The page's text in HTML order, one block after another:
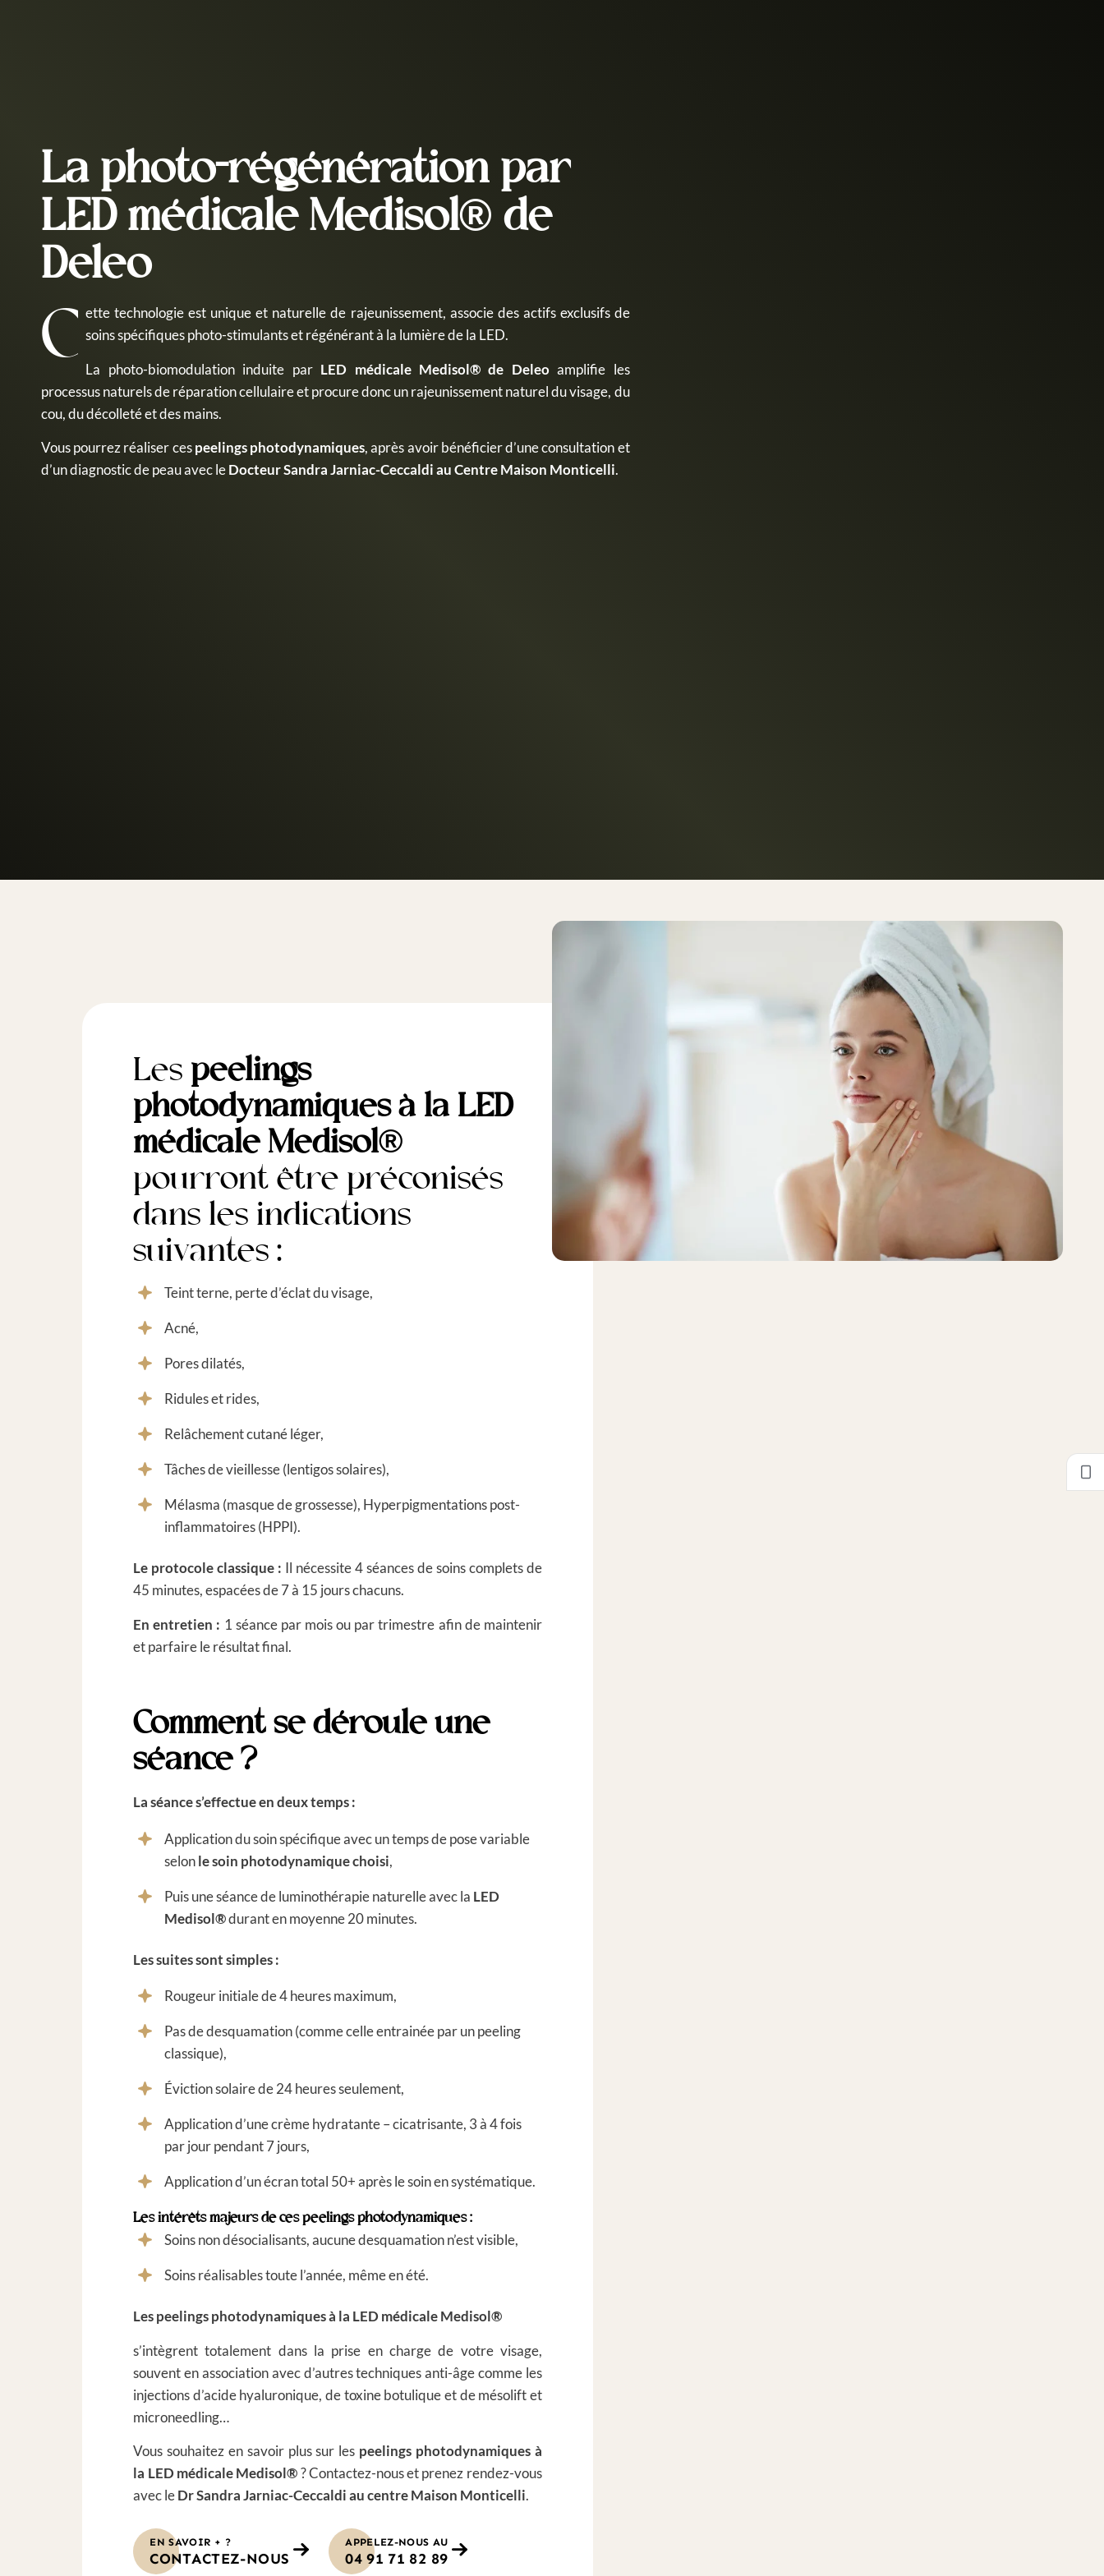
La photo-régénération par
LED médicale Medisol® de
Deleo
Cette technologie est unique et naturelle de rajeunissement, associe des actifs exclusifs de soins spécifiques photo-stimulants et régénérant à la lumière de la LED.
La photo-biomodulation induite par LED médicale Medisol® de Deleoamplifie les
processus naturels de réparation cellulaire et procure donc un rajeunissement naturel du visage, du
cou, du décolleté et des mains.
Vous pourrez réaliser cespeelings photodynamiques, après avoir bénéficier d’une consultation et
d’un diagnostic de peau avec leDocteur Sandra Jarniac-Ceccaldi au Centre Maison Monticelli.
Les peelings
photodynamiques à la LED
médicale Medisol®
pourront être préconisés
dans les indications
suivantes :
Teint terne, perte d’éclat du visage,
Acné,
Pores dilatés,
Ridules et rides,
Relâchement cutané léger,
Tâches de vieillesse (lentigos solaires),
Mélasma (masque de grossesse), Hyperpigmentations post-
inflammatoires (HPPI).
Le protocole classique : Il nécessite 4 séances de soins complets de
45 minutes, espacées de 7 à 15 jours chacuns.
En entretien : 1 séance par mois ou par trimestre afin de maintenir
et parfaire le résultat final.
Comment se déroule une
séance ?
La séance s’effectue en deux temps :
Application du soin spécifique avec un temps de pose variable
selonle soin photodynamique choisi,
Puis une séance de luminothérapie naturelle avec la LED
Medisol®durant en moyenne 20 minutes.
Les suites sont simples :
Rougeur initiale de 4 heures maximum,
Pas de desquamation (comme celle entrainée par un peeling
classique),
Éviction solaire de 24 heures seulement,
Application d’une crème hydratante – cicatrisante, 3 à 4 fois
par jour pendant 7 jours,
Application d’un écran total 50+ après le soin en systématique.
Les intérêts majeurs de ces peelings photodynamiques :
Soins non désocialisants, aucune desquamation n’est visible,
Soins réalisables toute l’année, même en été.
Lespeelings photodynamiques à la LED médicaleMedisol®
s’intègrent totalement dans la prise en charge de votre visage,
souvent en association avec d’autres techniques anti-âge comme les
injections d’acide hyaluronique, de toxine botulique et de mésolift et
microneedling…
Vous souhaitez en savoir plus sur les peelings photodynamiques à
la LED médicaleMedisol®? Contactez-nous et prenez rendez-vous
avec leDr Sandra Jarniac-Ceccaldi au centre Maison Monticelli.
EN SAVOIR + ?
CONTACTEZ-NOUS
APPELEZ-NOUS AU
04 91 71 82 89